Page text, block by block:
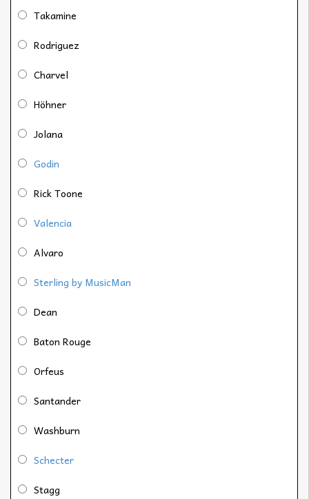
Takamine
Rodriguez
Charvel
Höhner
Jolana
Godin
Rick Toone
Valencia
Alvaro
Sterling by MusicMan
Dean
Baton Rouge
Orfeus
Santander
Washburn
Schecter
Stagg